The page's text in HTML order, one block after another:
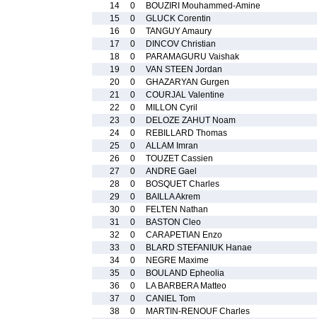
14
0
BOUZIRI Mouhammed-Amine
15
0
GLUCK Corentin
16
0
TANGUY Amaury
17
0
DINCOV Christian
18
0
PARAMAGURU Vaishak
19
0
VAN STEEN Jordan
20
0
GHAZARYAN Gurgen
21
0
COURJAL Valentine
22
0
MILLON Cyril
23
0
DELOZE ZAHUT Noam
24
0
REBILLARD Thomas
25
0
ALLAM Imran
26
0
TOUZET Cassien
27
0
ANDRE Gael
28
0
BOSQUET Charles
29
0
BAILLA Akrem
30
0
FELTEN Nathan
31
0
BASTON Cleo
32
0
CARAPETIAN Enzo
33
0
BLARD STEFANIUK Hanae
34
0
NEGRE Maxime
35
0
BOULAND Epheolia
36
0
LA BARBERA Matteo
37
0
CANIEL Tom
38
0
MARTIN-RENOUF Charles